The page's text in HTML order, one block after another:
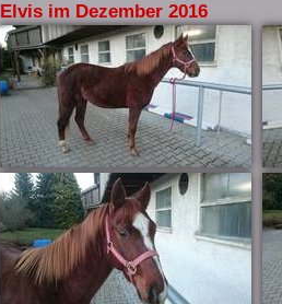
Elvis im Dezember 2016